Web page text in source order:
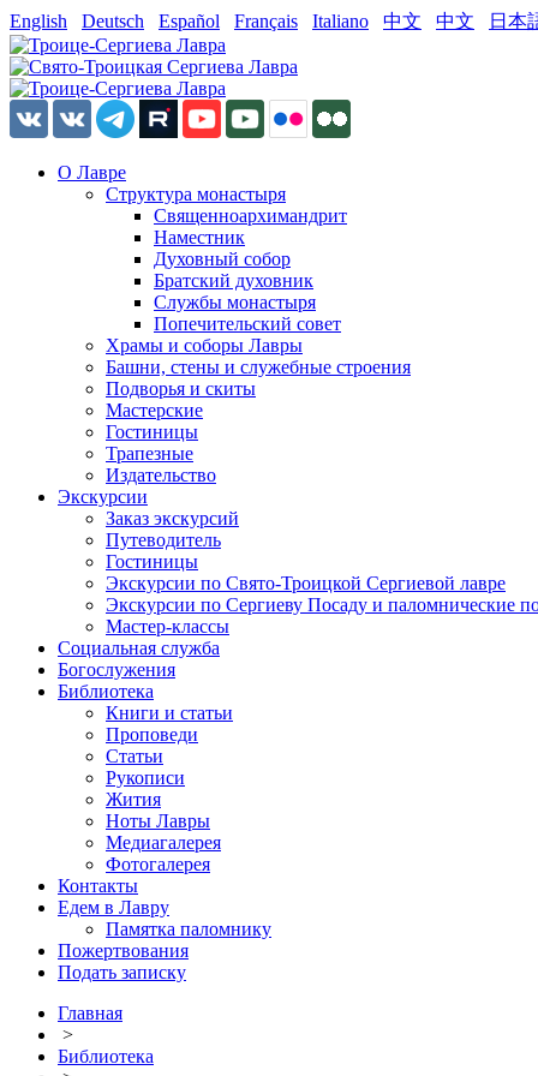
English Deutsch Español Français Italiano 中文 中文 日本
О Лавре
Структура монастыря
Священноархимандрит
Наместник
Духовный собор
Братский духовник
Службы монастыря
Попечительский совет
Храмы и соборы Лавры
Башни, стены и служебные строения
Подворья и скиты
Мастерские
Гостиницы
Трапезные
Издательство
Экскурсии
Заказ экскурсий
Путеводитель
Гостиницы
Экскурсии по Свято-Троицкой Сергиевой лавре
Экскурсии по Сергиеву Посаду и паломнические
Мастер-классы
Социальная служба
Богослужения
Библиотека
Книги и статьи
Проповеди
Статьи
Рукописи
Жития
Ноты Лавры
Медиагалерея
Фотогалерея
Контакты
Едем в Лавру
Памятка паломнику
Пожертвования
Подать записку
Главная
>
Библиотека